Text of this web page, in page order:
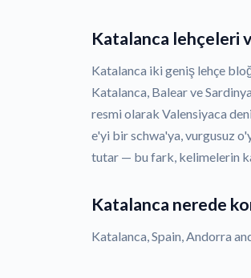
Katalanca lehçeleri
Katalanca iki geniş lehçe
Katalanca, Balear ve
resmi olarak Valensiyaca
e'yi bir schwa'ya, vurgusuz
tutar — bu fark, kelimelerin
Katalanca nerede
Katalanca, Spain, Andorra